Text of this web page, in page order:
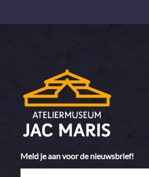
Meld je aan voor de nieuwsbrief!